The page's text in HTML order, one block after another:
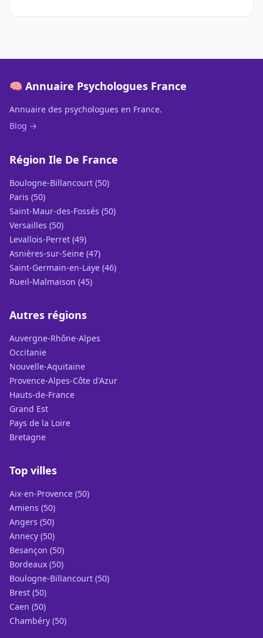
🧠 Annuaire Psychologues France
Annuaire des psychologues en France.
Blog →
Région Ile De France
Boulogne-Billancourt (50)
Paris (50)
Saint-Maur-des-Fossés (50)
Versailles (50)
Levallois-Perret (49)
Asnières-sur-Seine (47)
Saint-Germain-en-Laye (46)
Rueil-Malmaison (45)
Autres régions
Auvergne-Rhône-Alpes
Occitanie
Nouvelle-Aquitaine
Provence-Alpes-Côte d'Azur
Hauts-de-France
Grand Est
Pays de la Loire
Bretagne
Top villes
Aix-en-Provence (50)
Amiens (50)
Angers (50)
Annecy (50)
Besançon (50)
Bordeaux (50)
Boulogne-Billancourt (50)
Brest (50)
Caen (50)
Chambéry (50)